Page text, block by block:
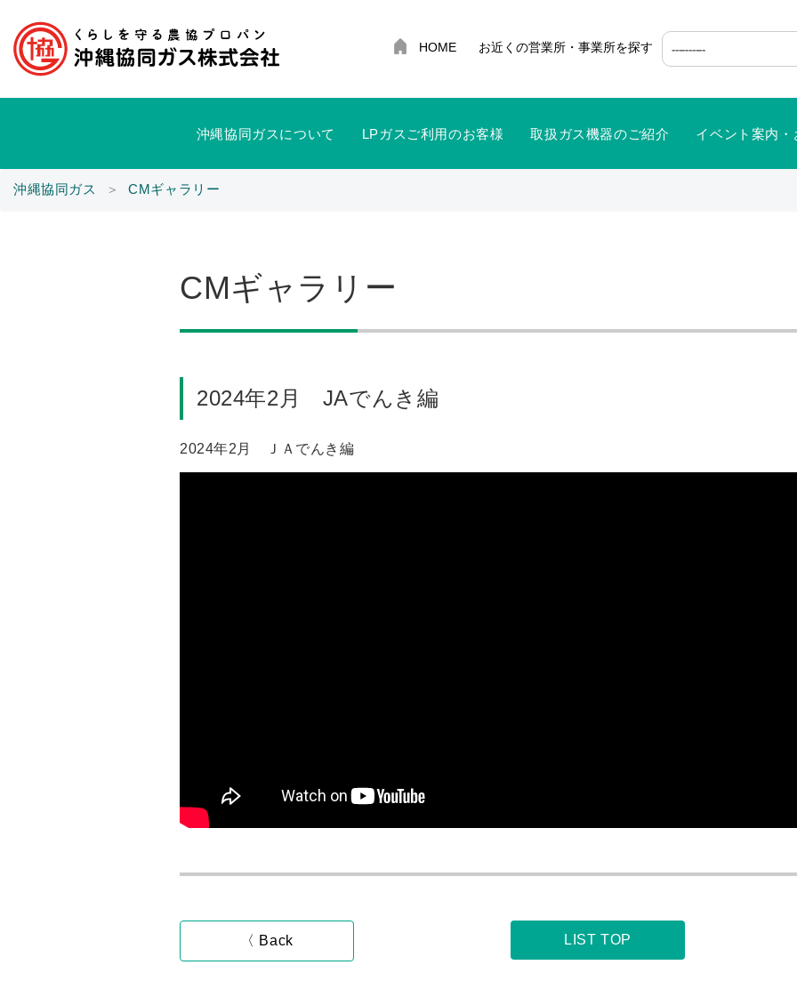
HOME お近くの営業所・事業所を探す
沖縄協同ガスについて LPガスご利用のお客様 取扱ガス機器のご紹介 イベント案内・
沖縄協同ガス ＞ CMギャラリー
CMギャラリー
2024年2月 JAでんき編
2024年2月 ＪＡでんき編
〈 Back LIST TOP